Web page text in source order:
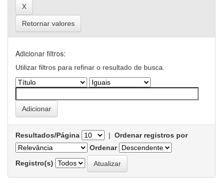
Retornar valores
Adicionar filtros:
Utilizar filtros para refinar o resultado de busca.
Resultados/Página | Ordenar registros por
Ordenar
Registro(s)